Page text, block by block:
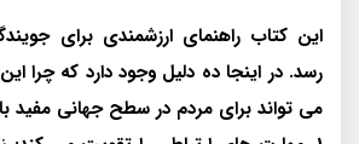
این کتاب راهنمای ارزشمندی برای
رسد. در اینجا ده دلیل وجود دارد که چرا
می تواند برای مردم در سطح جهانی مفید